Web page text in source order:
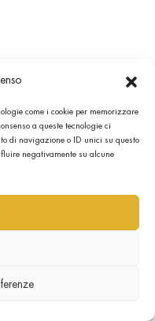
come i cookie per memorizzare
a queste tecnologie ci
di navigazione o ID unici su questo
negativamente su alcune